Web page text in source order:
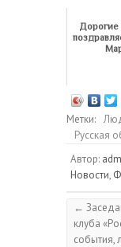
Метки:
Русская
Автор:
Новости,
←
клуба
события,